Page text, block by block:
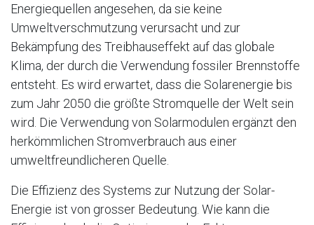
Energiequellen angesehen, da sie keine
Umweltverschmutzung verursacht und zur
Bekämpfung des Treibhauseffekt auf das globale
Klima, der durch die Verwendung fossiler Brennstoffe
entsteht. Es wird erwartet, dass die Solarenergie bis
zum Jahr 2050 die größte Stromquelle der Welt sein
wird. Die Verwendung von Solarmodulen ergänzt den
herkömmlichen Stromverbrauch aus einer
umweltfreundlicheren Quelle.
Die Effizienz des Systems zur Nutzung der Solar-
Energie ist von grosser Bedeutung. Wie kann die